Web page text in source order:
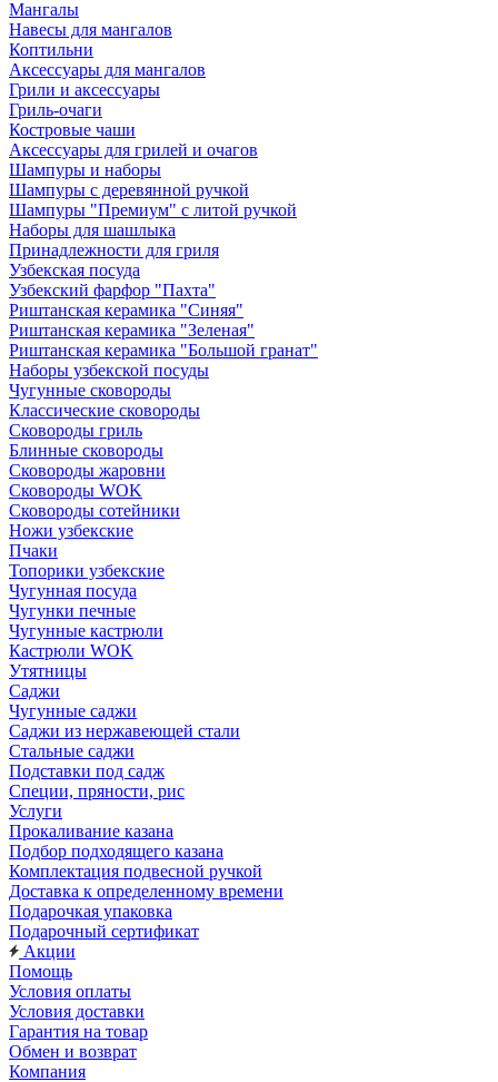
Мангалы
Навесы для мангалов
Коптильни
Аксессуары для мангалов
Грили и аксессуары
Гриль-очаги
Костровые чаши
Аксессуары для грилей и очагов
Шампуры и наборы
Шампуры с деревянной ручкой
Шампуры "Премиум" с литой ручкой
Наборы для шашлыка
Принадлежности для гриля
Узбекская посуда
Узбекский фарфор "Пахта"
Риштанская керамика "Синяя"
Риштанская керамика "Зеленая"
Риштанская керамика "Большой гранат"
Наборы узбекской посуды
Чугунные сковороды
Классические сковороды
Сковороды гриль
Блинные сковороды
Сковороды жаровни
Сковороды WOK
Сковороды сотейники
Ножи узбекские
Пчаки
Топорики узбекские
Чугунная посуда
Чугунки печные
Чугунные кастрюли
Кастрюли WOK
Утятницы
Саджи
Чугунные саджи
Саджи из нержавеющей стали
Стальные саджи
Подставки под садж
Специи, пряности, рис
Услуги
Прокаливание казана
Подбор подходящего казана
Комплектация подвесной ручкой
Доставка к определенному времени
Подарочкая упаковка
Подарочный сертификат
Акции
Помощь
Условия оплаты
Условия доставки
Гарантия на товар
Обмен и возврат
Компания